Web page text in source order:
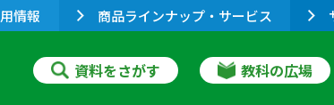
情報 商品ラインナップ・サービス
資料をさがす 教科の広場